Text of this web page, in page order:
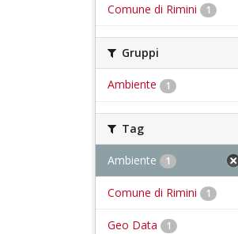
Comune di Rimini 1
Gruppi
Ambiente 1
Tag
Ambiente 1
Comune di Rimini 1
Geo Data 1